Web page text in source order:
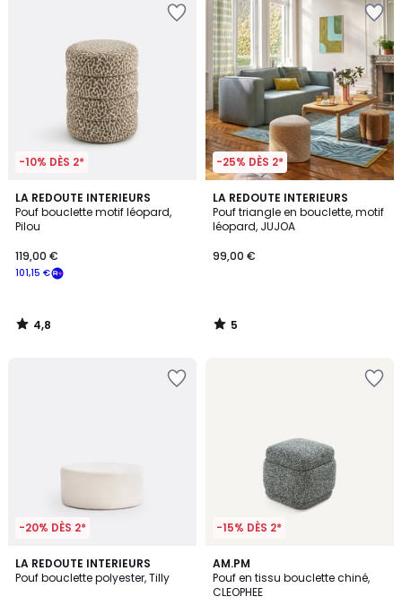
-10% DÈS 2*
LA REDOUTE INTERIEURS
Pouf bouclette motif léopard,
Pilou
101,15 €
119,00 €
4,8
/ 5
4,8
/
-25% DÈS 2*
LA REDOUTE INTERIEURS
Pouf triangle en bouclette, motif
léopard, JUJOA
99,00 €
5
/
5
5
/
-20% DÈS 2*
LA REDOUTE INTERIEURS
Pouf bouclette polyester, Tilly
5
/
-15% DÈS 2*
AM.PM
Pouf en tissu bouclette chiné,
CLEOPHEE